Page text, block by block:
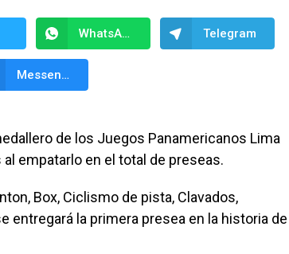
WhatsApp Telegram
Messenger
de los Juegos Panamericanos Lima
empatarlo en el total de preseas.
Box, Ciclismo de pista, Clavados,
entregará la primera presea en la historia de